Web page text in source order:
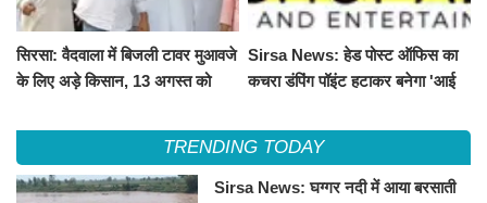
सिरसा: वैदवाला में बिजली टावर मुआवजे
के लिए अड़े किसान, 13 अगस्त को
Sirsa News: हेड पोस्ट ऑफिस का
कचरा डंपिंग पॉइंट हटाकर बनेगा 'आई
TRENDING TODAY
Sirsa News: घग्गर नदी में आया बरसाती